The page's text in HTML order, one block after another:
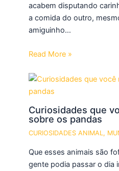
acabem disputando
a comida do outro,
amiguinho…
Read More »
Curiosidades que
sobre os pandas
CURIOSIDADES ANIMAL,
Que esses animais são
gente podia passar o dia